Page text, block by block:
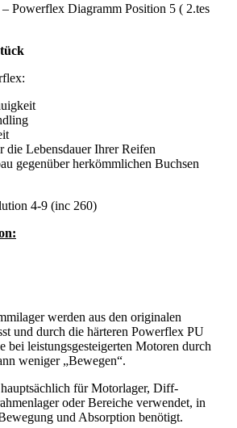
Powerflex Diagramm Position 5 ( 2.tes
die Lebensdauer Ihrer Reifen
gegenüber herkömmlichen Buchsen
4-9 (inc 260)
werden aus den originalen
und durch die härteren Powerflex PU
bei leistungsgesteigerten Motoren durch
weniger „Bewegen“.
für Motorlager, Diff-
oder Bereiche verwendet, in
und Absorption benötigt.